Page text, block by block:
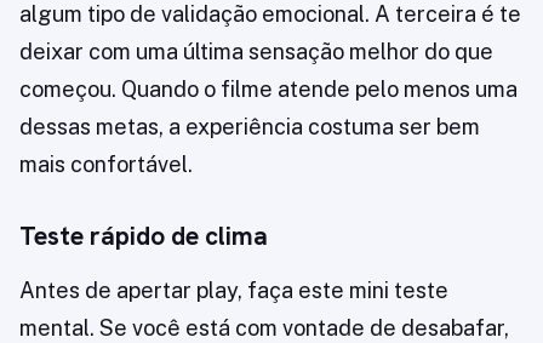
algum tipo de validação emocional. A terceira é te
deixar com uma última sensação melhor do que
começou. Quando o filme atende pelo menos uma
dessas metas, a experiência costuma ser bem
mais confortável.
Teste rápido de clima
Antes de apertar play, faça este mini teste
mental. Se você está com vontade de desabafar,